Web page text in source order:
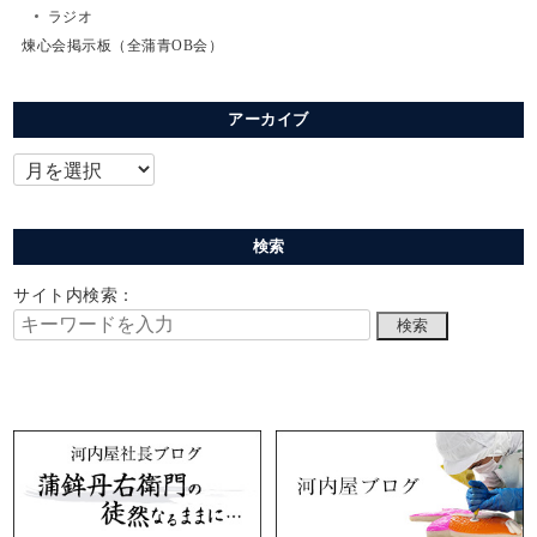
ラジオ
煉心会掲示板（全蒲青OB会）
アーカイブ
検索
サイト内検索：